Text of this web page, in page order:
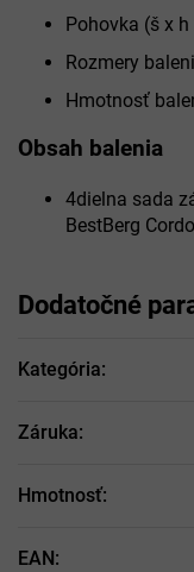
Pohovka (š x
Rozmery
Hmotnosť
Obsah balenia
4dielna sada
BestBerg
Dodatočné
Kategória:
Záruka:
Hmotnosť:
EAN: